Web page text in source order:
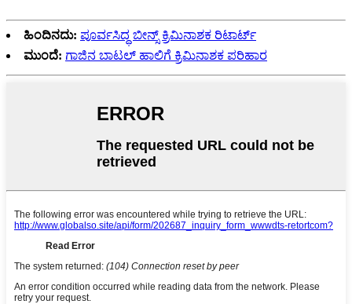
ಹಿಂದಿನದು: ಪೂರ್ವಸಿದ್ಧ ಬೀನ್ಸ್ ಕ್ರಿಮಿನಾಶಕ ರಿಟಾರ್ಟ್
ಮುಂದೆ: ಗಾಜಿನ ಬಾಟಲ್ ಹಾಲಿಗೆ ಕ್ರಿಮಿನಾಶಕ ಪರಿಹಾರ